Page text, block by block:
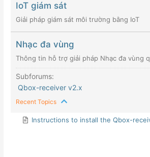
IoT giám sát
Giải pháp giám sát môi trường bằng IoT
Nhạc đa vùng
Thông tin hỗ trợ giải pháp Nhạc đa vùng
Subforums:
Qbox-receiver v2.x
Recent Topics
Instructions to install the Qbox-